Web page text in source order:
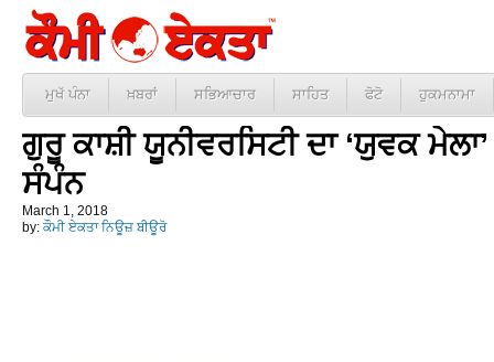
ਮੁਖੱ ਪੰਨਾ ਖ਼ਬਰਾਂ ਸਭਿਆਚਾਰ ਸਾਹਿਤ ਫੋਟੋ ਹੁਕਮਨਾਮਾ
ਗੁਰੂ ਕਾਸ਼ੀ ਯੂਨੀਵਰਸਿਟੀ ਦਾ ‘ਯੁਵਕ
ਸੰਪੰਨ
March 1, 2018
by: ਕੌਮੀ ਏਕਤਾ ਨਿਊਜ਼ ਬੀਊਰੋ